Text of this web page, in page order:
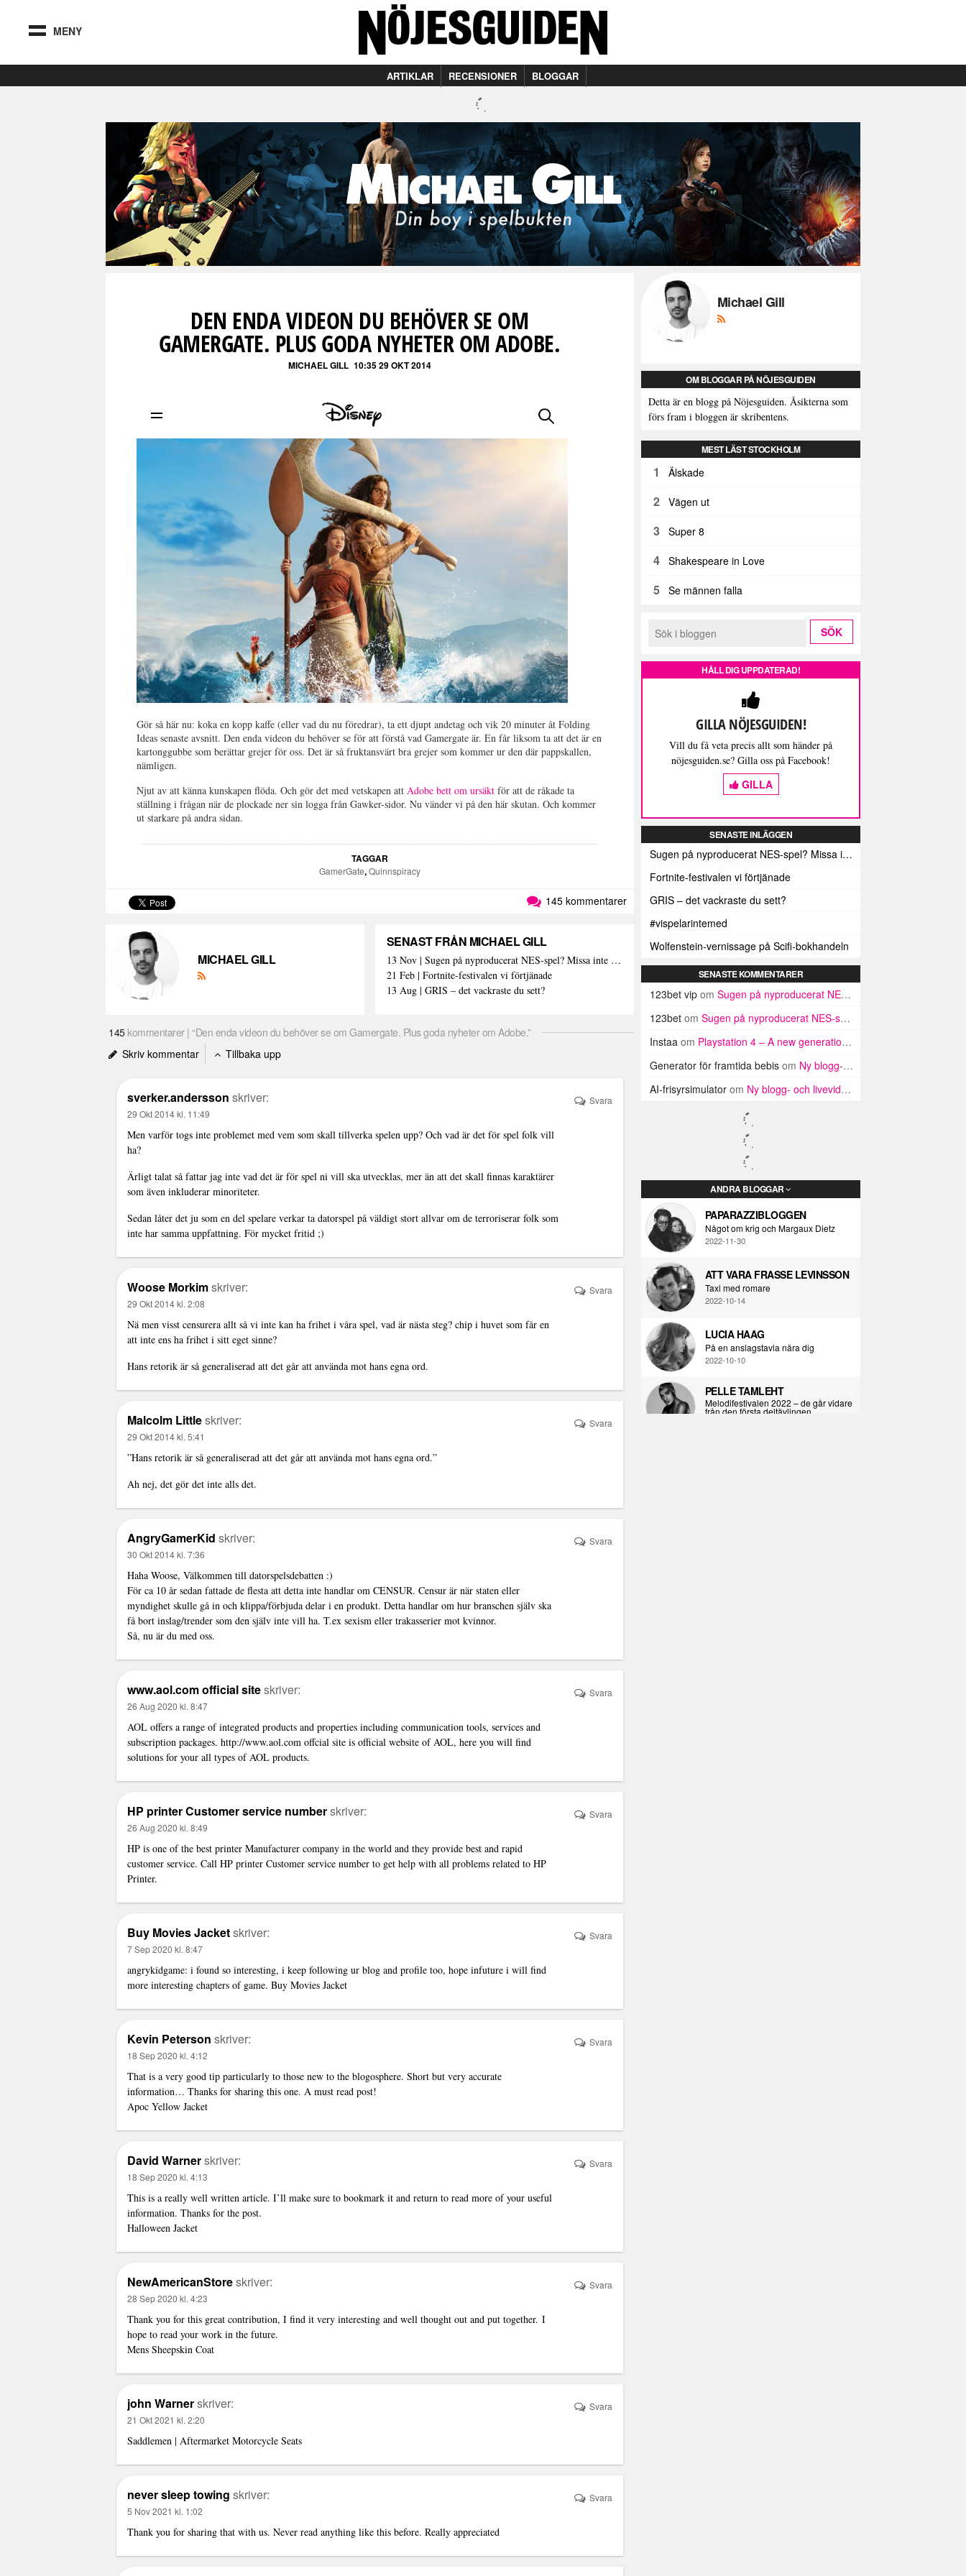
MENY
ARTIKLAR RECENSIONER BLOGGAR
DEN ENDA VIDEON DU BEHÖVER SE OM
GAMERGATE. PLUS GODA NYHETER OM ADOBE.
MICHAEL GILL 10:35 29 OKT 2014
Gör så här nu: koka en kopp kaffe (eller vad du nu föredrar), ta ett djupt andetag och vik 20 minuter åt Folding
Ideas senaste avsnitt. Den enda videon du behöver se för att förstå vad Gamergate är. En får liksom ta att det är en
kartonggubbe som berättar grejer för oss. Det är så fruktansvärt bra grejer som kommer ur den där pappskallen,
nämligen.
Njut av att känna kunskapen flöda. Och gör det med vetskapen attAdobe bett om ursäkt för att de råkade ta
ställning i frågan när de plockade ner sin logga från Gawker-sidor. Nu vänder vi på den här skutan. Och kommer
ut starkare på andra sidan.
TAGGAR
GamerGate,Quinnspiracy
145 kommentarer
MICHAEL GILL
SENAST FRÅN MICHAEL GILL
13 Nov | Sugen på nyproducerat NES-spel? Missa inte detta isf!
21 Feb | Fortnite-festivalen vi förtjänade
13 Aug | GRIS – det vackraste du sett?
145kommentarer | “Den enda videon du behöver se om Gamergate. Plus goda nyheter om Adobe.”
Skriv kommentar
Tillbaka upp
sverker.andersson skriver:
29 Okt 2014 kl. 11:49
Men varför togs inte problemet med vem som skall tillverka spelen upp? Och vad är det för spel folk vill
ha?
Ärligt talat så fattar jag inte vad det är för spel ni vill ska utvecklas, mer än att det skall finnas karaktärer
som även inkluderar minoriteter.
Sedan låter det ju som en del spelare verkar ta datorspel på väldigt stort allvar om de terroriserar folk som
inte har samma uppfattning. För mycket fritid ;)
Svara
Woose Morkimskriver:
29 Okt 2014 kl. 2:08
Nä men visst censurera allt så vi inte kan ha frihet i våra spel, vad är nästa steg? chip i huvet som får en
att inte ens ha frihet i sitt eget sinne?
Hans retorik är så generaliserad att det går att använda mot hans egna ord.
Svara
Malcolm Littleskriver:
29 Okt 2014 kl. 5:41
”Hans retorik är så generaliserad att det går att använda mot hans egna ord.”
Ah nej, det gör det inte alls det.
Svara
AngryGamerKid skriver:
30 Okt 2014 kl. 7:36
Haha Woose, Välkommen till datorspelsdebatten :)
För ca 10 år sedan fattade de flesta att detta inte handlar om CENSUR. Censur är när staten eller
myndighet skulle gå in och klippa/förbjuda delar i en produkt. Detta handlar om hur branschen själv ska
få bort inslag/trender som den själv inte vill ha. T.ex sexism eller trakasserier mot kvinnor.
Så, nu är du med oss.
Svara
www.aol.com official siteskriver:
26 Aug 2020 kl. 8:47
AOL offers a range of integrated products and properties including communication tools, services and
subscription packages. http://www.aol.com offcial site is official website of AOL, here you will find
solutions for your all types of AOL products.
Svara
HP printer Customer service numberskriver:
26 Aug 2020 kl. 8:49
HP is one of the best printer Manufacturer company in the world and they provide best and rapid
customer service. Call HP printer Customer service number to get help with all problems related to HP
Printer.
Svara
Buy Movies Jacketskriver:
7 Sep 2020 kl. 8:47
angrykidgame: i found so interesting, i keep following ur blog and profile too, hope infuture i will find
more interesting chapters of game. Buy Movies Jacket
Svara
Kevin Peterson skriver:
18 Sep 2020 kl. 4:12
That is a very good tip particularly to those new to the blogosphere. Short but very accurate
information… Thanks for sharing this one. A must read post!
Apoc Yellow Jacket
Svara
David Warnerskriver:
18 Sep 2020 kl. 4:13
This is a really well written article. I’ll make sure to bookmark it and return to read more of your useful
information. Thanks for the post.
Halloween Jacket
Svara
NewAmericanStoreskriver:
28 Sep 2020 kl. 4:23
Thank you for this great contribution, I find it very interesting and well thought out and put together. I
hope to read your work in the future.
Mens Sheepskin Coat
Svara
john Warnerskriver:
21 Okt 2021 kl. 2:20
Saddlemen | Aftermarket Motorcycle Seats
Svara
never sleep towing skriver:
5 Nov 2021 kl. 1:02
Thank you for sharing that with us. Never read anything like this before. Really appreciated
Svara
Michael Gill
OM BLOGGAR PÅ NÖJESGUIDEN
Detta är en blogg på Nöjesguiden. Åsikterna som
förs fram i bloggen är skribentens.
MEST LÄST STOCKHOLM
1 Älskade
2 Vägen ut
3 Super 8
4 Shakespeare in Love
5 Se männen falla
HÅLL DIG UPPDATERAD!
GILLA NÖJESGUIDEN!
Vill du få veta precis allt som händer på
nöjesguiden.se? Gilla oss på Facebook!
GILLA
SENASTE INLÄGGEN
Sugen på nyproducerat NES-spel? Missa inte detta isf!
Fortnite-festivalen vi förtjänade
GRIS – det vackraste du sett?
#vispelarintemed
Wolfenstein-vernissage på Scifi-bokhandeln
SENASTE KOMMENTARER
123bet vip om Sugen på nyproducerat NES-spel? Missa inte detta isf!
123bet om Sugen på nyproducerat NES-spel? Missa inte detta isf!
Instaa om Playstation 4 – A new generation unboxed
Generator för framtida bebis om Ny blogg- och livevideo-serie på Nöjesguiden! Med kändis-Hasan!
AI-frisyrsimulator om Ny blogg- och livevideo-serie på Nöjesguiden! Med kändis-Hasan!
ANDRA BLOGGAR
PAPARAZZIBLOGGEN
Något om krig och Margaux Dietz
2022-11-30
ATT VARA FRASSE LEVINSSON
Taxi med romare
2022-10-14
LUCIA HAAG
På en anslagstavla nära dig
2022-10-10
PELLE TAMLEHT
Melodifestivalen 2022 – de går vidare
från den första deltävlingen